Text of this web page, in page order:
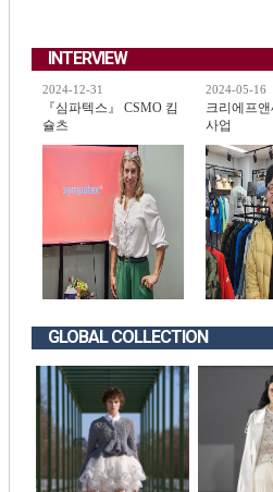
INTERVIEW
2024-12-31
『심파텍스』 CSMO 킴
슐츠
2024-05-16
크리에프
사업
GLOBAL COLLECTION